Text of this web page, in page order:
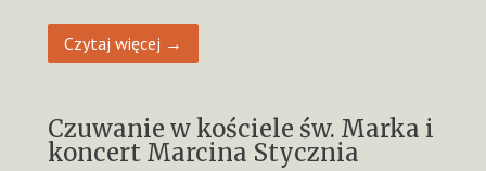
Czytaj więcej →
Czuwanie w kościele św. Marka i
koncert Marcina Stycznia